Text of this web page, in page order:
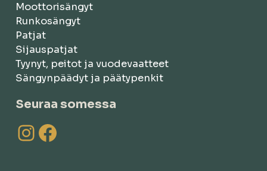
Moottorisängyt
Runkosängyt
Patjat
Sijauspatjat
Tyynyt, peitot ja vuodevaatteet
Sängynpäädyt ja päätypenkit
Seuraa somessa
Instagram
Facebook